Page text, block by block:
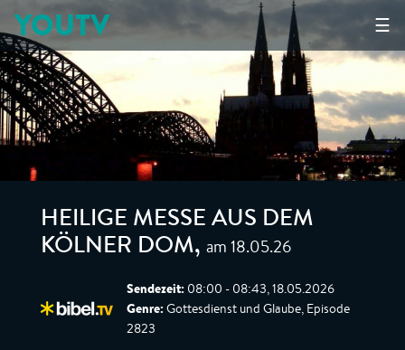
☰
YOUTV
HEILIGE MESSE AUS DEM
KÖLNER DOM, am 18.05.26
Sendezeit: 08:00 - 08:43, 18.05.2026
Genre: Gottesdienst und Glaube, Episode
2823